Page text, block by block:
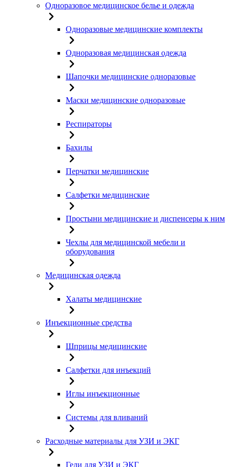
Одноразовое медицинское белье и одежда
Одноразовые медицинские комплекты
Одноразовая медицинская одежда
Шапочки медицинские одноразовые
Маски медицинские одноразовые
Респираторы
Бахилы
Перчатки медицинские
Салфетки медицинские
Простыни медицинские и диспенсеры к ним
Чехлы для медицинской мебели и
оборудования
Медицинская одежда
Халаты медицинские
Инъекционные средства
Шприцы медицинские
Салфетки для инъекций
Иглы инъекционные
Системы для вливаний
Расходные материалы для УЗИ и ЭКГ
Гели для УЗИ и ЭКГ